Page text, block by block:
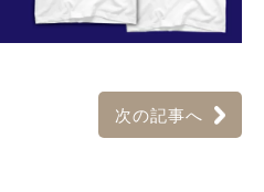
次の記事へ